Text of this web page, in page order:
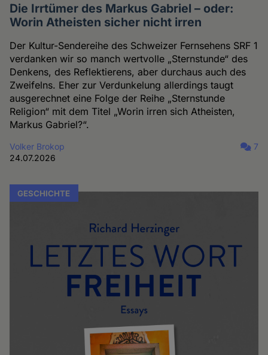
Die Irrtümer des Markus Gabriel – oder:
Worin Atheisten sicher nicht irren
Der Kultur-Sendereihe des Schweizer Fernsehens SRF 1
verdanken wir so manch wertvolle „Sternstunde“ des
Denkens, des Reflektierens, aber durchaus auch des
Zweifelns. Eher zur Verdunkelung allerdings taugt
ausgerechnet eine Folge der Reihe „Sternstunde
Religion“ mit dem Titel „Worin irren sich Atheisten,
Markus Gabriel?“.
Volker Brokop
24.07.2026
7
GESCHICHTE